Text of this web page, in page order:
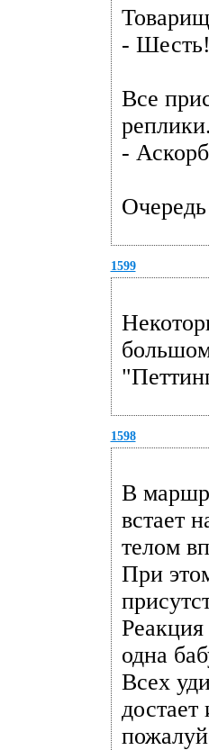
-
Все
-
1599
1598
В
встает
телом
При
одна
Всех